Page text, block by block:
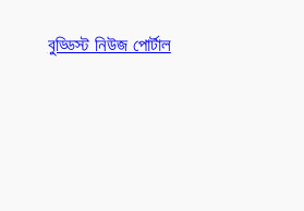
বুড্ডিস্ট নিউজ পোর্টাল